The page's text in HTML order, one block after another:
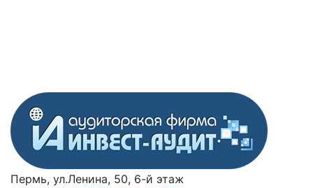
Пермь, ул.Ленина, 50, 6-й этаж